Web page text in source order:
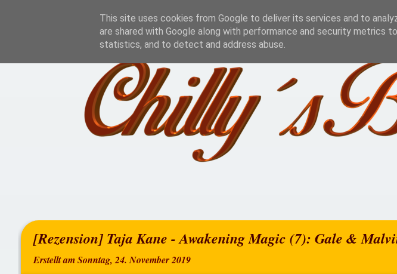
[Rezension] Taja Kane - Awakening Magic (7): Gale &
Erstellt am Sonntag, 24. November 2019
Rezensionen Challenge Lesestatistik
This site uses cookies from Google to deliver its services and to
are shared with Google along with performance and security metrics
statistics, and to detect and address abuse.